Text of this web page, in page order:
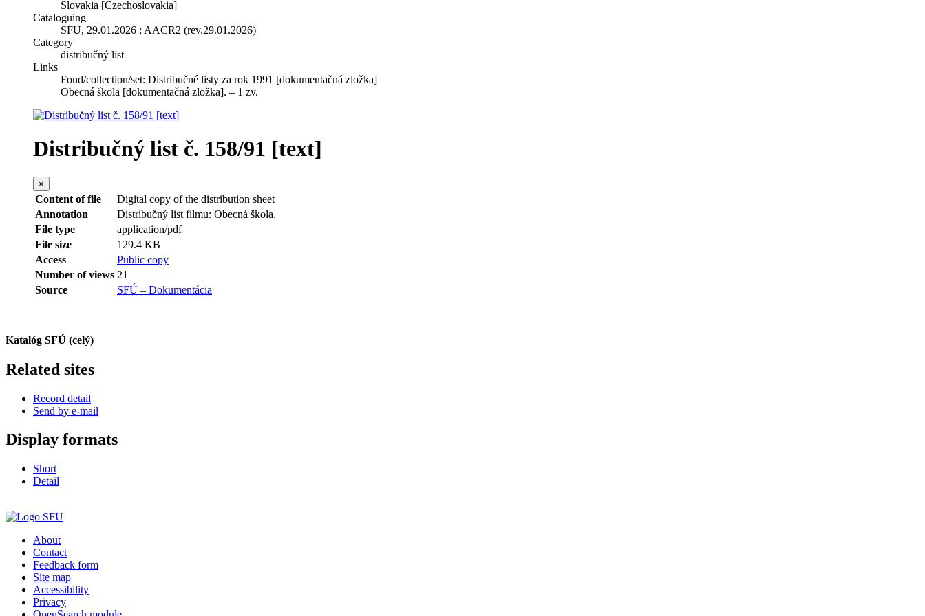
Slovakia [Czechoslovakia]
Cataloguing
SFU, 29.01.2026 ; AACR2 (rev.29.01.2026)
Category
distribučný list
Links
Fond/collection/set: Distribučné listy za rok 1991 [dokumentačná zložka]
Obecná škola [dokumentačná zložka]. – 1 zv.
Distribučný list č. 158/91 [text]
×
Content of file
Digital copy of the distribution sheet
Annotation
Distribučný list filmu: Obecná škola.
File type
application/pdf
File size
129.4 KB
Access
Public copy
Number of views 21
Source
SFÚ – Dokumentácia
Katalóg SFÚ (celý)
Related sites
Record detail
Send by e-mail
Display formats
Short
Detail
About
Contact
Feedback form
Site map
Accessibility
Privacy